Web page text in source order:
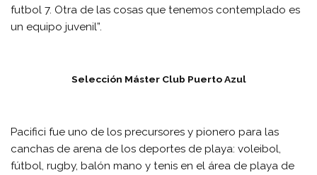
futbol 7. Otra de las cosas que tenemos contemplado es
un equipo juvenil”.
Selección Máster Club Puerto Azul
Pacifici fue uno de los precursores y pionero para las
canchas de arena de los deportes de playa: voleibol,
fútbol, rugby, balón mano y tenis en el área de playa de